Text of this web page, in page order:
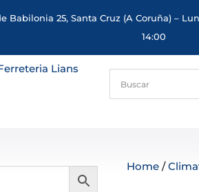
Babilonia 25, Santa Cruz (A Coruña) –
14:00
Home /